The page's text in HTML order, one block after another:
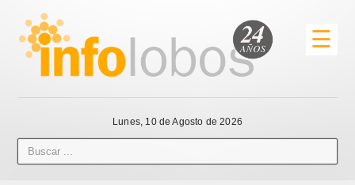
☰
Lunes, 10 de Agosto de 2026